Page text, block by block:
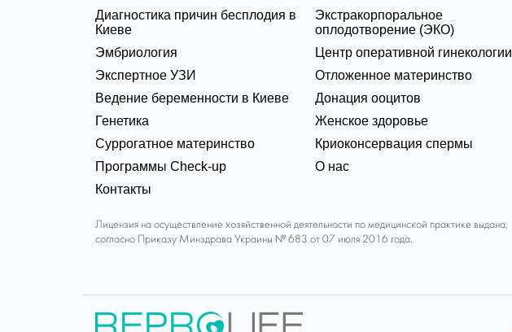
Диагностика причин бесплодия в
Киеве
Экстракорпоральное
оплодотворение (ЭКО)
Эмбриология
Центр оперативной гинекологии
Экспертное УЗИ
Отложенное материнство
Ведение беременности в Киеве
Донация ооцитов
Генетика
Женское здоровье
Суррогатное материнство
Криоконсервация спермы
Программы Check-up
О нас
Контакты
Лицензия на осуществление хозяйственной деятельности по медицинской практике выдана,
согласно Приказу Минздрава Украины № 683 от 07 июля 2016 года.